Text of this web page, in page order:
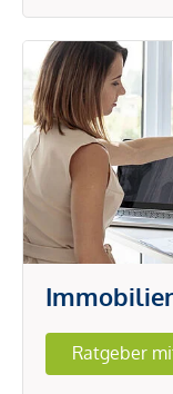
Ratgeber